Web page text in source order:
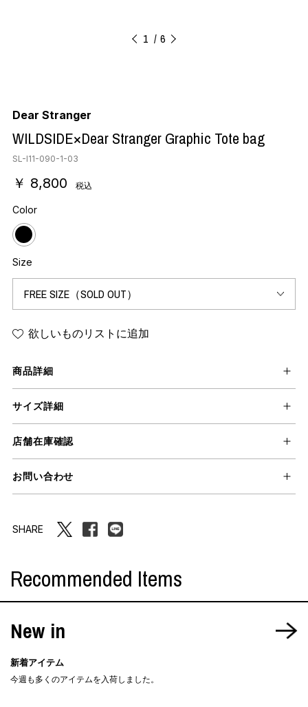
1 6
Dear Stranger
WILDSIDE×Dear Stranger Graphic Tote bag
SL-I11-090-1-03
￥ 8,800 税込
Color
Size
欲しいものリストに追加
商品詳細
サイズ詳細
店舗在庫確認
お問い合わせ
SHARE
Recommended Items
New in
新着アイテム
今週も多くのアイテムを入荷しました。